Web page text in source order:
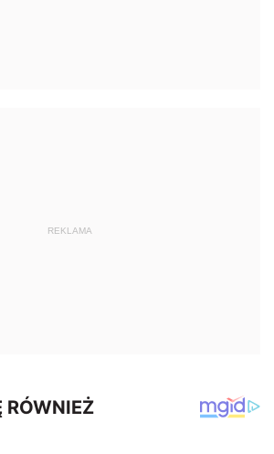
REKLAMA